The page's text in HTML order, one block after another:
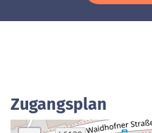
Zugangsplan